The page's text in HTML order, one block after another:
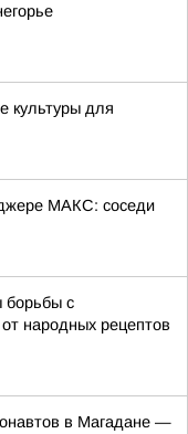
культуры для
MAКС: соседи
борьбы с
народных рецептов
в Магадане —